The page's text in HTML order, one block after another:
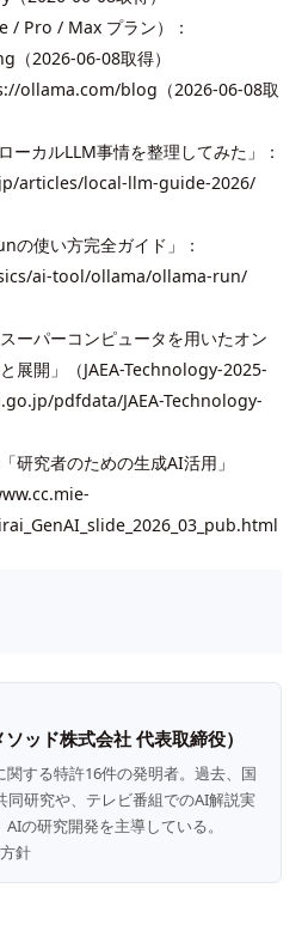
Pro / Max プラン）：
（2026-06-08取得）
ollama.com/blog （2026-06-08取
カルLLM事情を整理してみた」：
articles/local-llm-guide-2026/
使い方完全ガイド」：
ai-tool/ollama/ollama-run/
ーパーコンピュータを用いたオン
展開」（JAEA-Technology-2025-
pdfdata/JAEA-Technology-
研究者のための生成AI活用」
ッド株式会社 代表取締役）
する特許16件の発明者。過去、国
同研究や、テレビ番組でのAI解説実
の研究開発を主導している。
針